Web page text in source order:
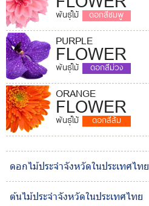
พันธุ์ไม้ ดอกสีชมพู
PURPLE
FLOWER
พันธุ์ไม้ ดอกสีม่วง
ORANGE
FLOWER
พันธุ์ไม้ ดอกสีส้ม
ดอกไม้ประจำจังหวัดในประเทศไทย
ต้นไม้ประจำจังหวัดในประเทศไทย